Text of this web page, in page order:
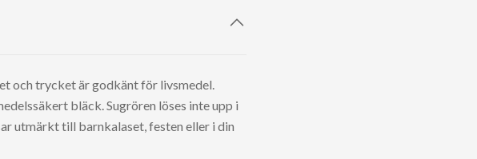
och trycket är godkänt för livsmedel.
bläck. Sugrören löses inte upp i
utmärkt till barnkalaset, festen eller i din